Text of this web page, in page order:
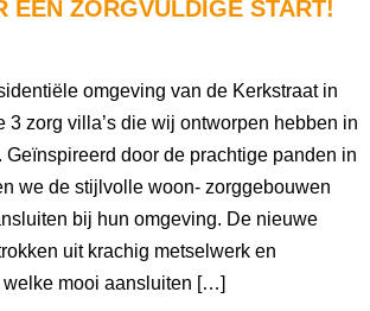
EEN ZORGVULDIGE START!
omgeving van de Kerkstraat in
3 zorg villa’s die wij ontworpen hebben in
Geïnspireerd door de prachtige panden in
we de stijlvolle woon- zorggebouwen
bij hun omgeving. De nieuwe
uit krachig metselwerk en
welke mooi aansluiten […]